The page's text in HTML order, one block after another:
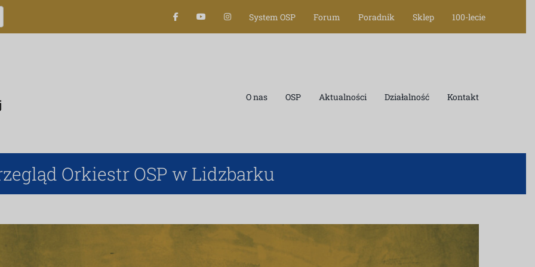
System OSP Forum Poradnik Sklep 100-lecie
O nas OSP Aktualności Działalność Kontakt
Orkiestr OSP w Lidzbarku